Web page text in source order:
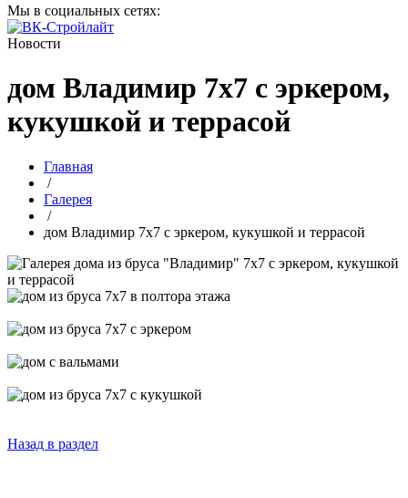
Мы в социальных сетях:
Новости
дом Владимир 7х7 с эркером,
кукушкой и террасой
Главная
/
Галерея
/
дом Владимир 7х7 с эркером, кукушкой и террасой
Назад в раздел